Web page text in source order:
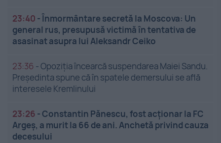
23:40 -Înmormântare secretă la Moscova: Un
general rus, presupusă victimă în tentativa de
asasinat asupra lui Aleksandr Ceiko
23:36 -Opoziția încearcă suspendarea Maiei Sandu.
Președinta spune că în spatele demersului se află
interesele Kremlinului
23:26 -Constantin Pănescu, fost acționar la FC
Argeș, a murit la 66 de ani. Anchetă privind cauza
decesului